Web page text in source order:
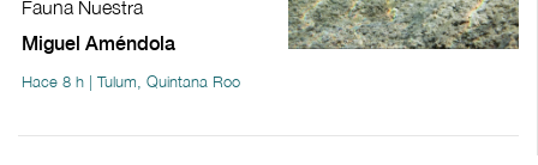
Fauna Nuestra
Miguel Améndola
Hace 8 h | Tulum, Quintana Roo